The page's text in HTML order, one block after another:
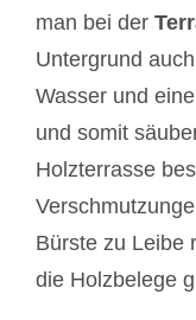
man bei der
Untergrund
Wasser und
und somit
Holzterrasse
Bürste zu Leibe
die Holzbelege